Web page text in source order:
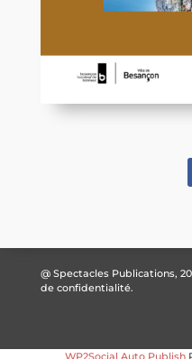
@ Spectacles Publications,
de confidentialité.
WP2Social Auto Publish